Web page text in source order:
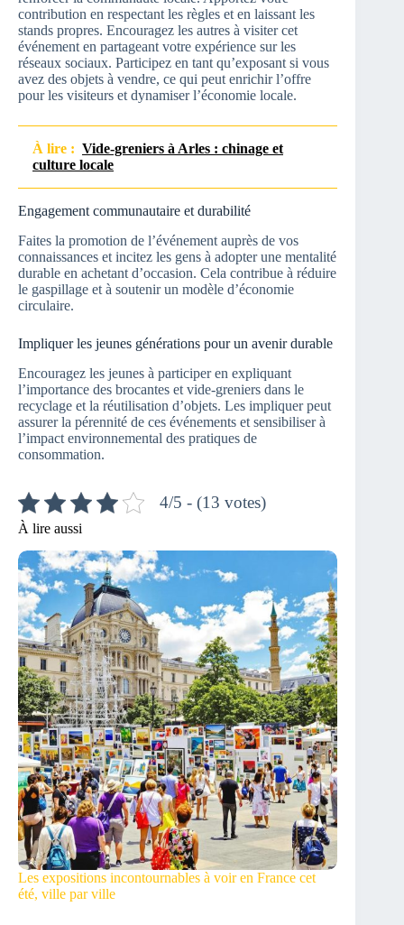
contribution en respectant les règles et en laissant les
stands propres. Encouragez les autres à visiter cet
événement en partageant votre expérience sur les
réseaux sociaux. Participez en tant qu’exposant si vous
avez des objets à vendre, ce qui peut enrichir l’offre
pour les visiteurs et dynamiser l’économie locale.
À lire : Vide-greniers à Arles : chinage et
culture locale
Engagement communautaire et durabilité
Faites la promotion de l’événement auprès de vos
connaissances et incitez les gens à adopter une mentalité
durable en achetant d’occasion. Cela contribue à réduire
le gaspillage et à soutenir un modèle d’économie
circulaire.
Impliquer les jeunes générations pour un avenir durable
Encouragez les jeunes à participer en expliquant
l’importance des brocantes et vide-greniers dans le
recyclage et la réutilisation d’objets. Les impliquer peut
assurer la pérennité de ces événements et sensibiliser à
l’impact environnemental des pratiques de
consommation.
4/5 - (13 votes)
À lire aussi
Les expositions incontournables à voir en France cet
été, ville par ville